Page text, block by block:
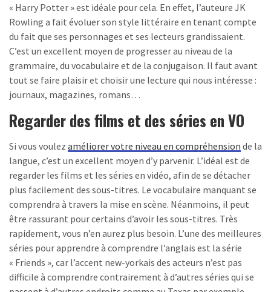
« Harry Potter » est idéale pour cela. En effet, l’auteure JK
Rowling a fait évoluer son style littéraire en tenant compte
du fait que ses personnages et ses lecteurs grandissaient.
C’est un excellent moyen de progresser au niveau de la
grammaire, du vocabulaire et de la conjugaison. Il faut avant
tout se faire plaisir et choisir une lecture qui nous intéresse :
journaux, magazines, romans…
Regarder des films et des séries en VO
Si vous voulez améliorer votre niveau en compréhension de la
langue, c’est un excellent moyen d’y parvenir. L’idéal est de
regarder les films et les séries en vidéo, afin de se détacher
plus facilement des sous-titres. Le vocabulaire manquant se
comprendra à travers la mise en scène. Néanmoins, il peut
être rassurant pour certains d’avoir les sous-titres. Très
rapidement, vous n’en aurez plus besoin. L’une des meilleures
séries pour apprendre à comprendre l’anglais est la série
« Friends », car l’accent new-yorkais des acteurs n’est pas
difficile à comprendre contrairement à d’autres séries qui se